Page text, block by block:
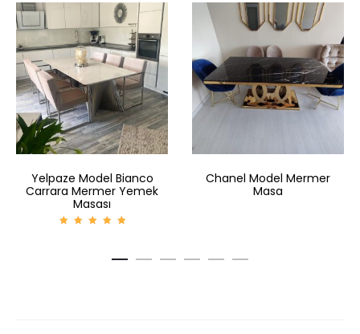
Yelpaze Model Bianco
Carrara Mermer Yemek
Masası
Chanel Model Mermer
Masa